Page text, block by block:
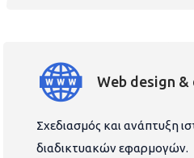
Web design
Σχεδιασμός και ανάπτυξη
διαδικτυακών εφαρμογών.